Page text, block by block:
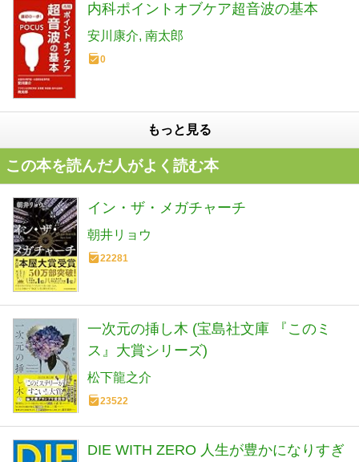
内科ポイントオブケア超音波の基本
安川康介 南太郎
0
もっと見る
この本を読んだ人がよく読む本
イン・ザ・メガチャーチ
朝井リョウ
22281
一次元の挿し木 (宝島社文庫 『このミ
ス』大賞シリーズ)
松下龍之介
23522
DIE WITH ZERO 人生が豊かになりすぎ